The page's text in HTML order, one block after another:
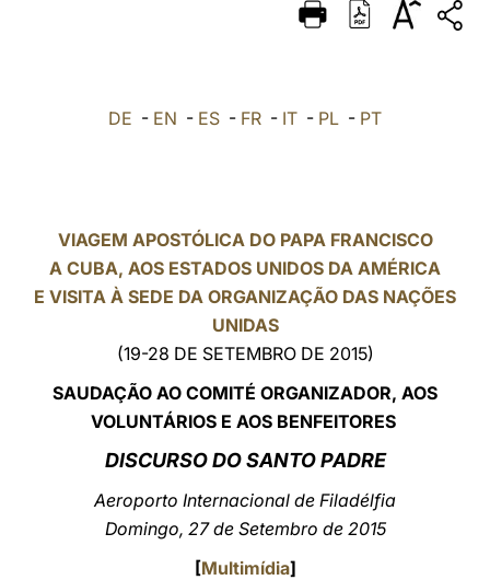
DEUTSCH
العربيّة DE - EN - ES - FR - IT - PL - PT
VIAGEM APOSTÓLICA DO PAPA FRANCISCO
A CUBA, AOS ESTADOS UNIDOS DA AMÉRICA
E VISITA À SEDE DA ORGANIZAÇÃO DAS NAÇÕES
UNIDAS
(19-28 DE SETEMBRO DE 2015)
SAUDAÇÃO AO COMITÉ ORGANIZADOR, AOS
VOLUNTÁRIOS E AOS BENFEITORES
DISCURSO DO SANTO PADRE
Aeroporto Internacional de Filadélfia
Domingo, 27 de Setembro de 2015
[Multimídia]